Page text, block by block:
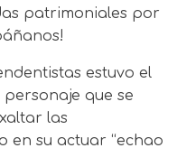
patrimoniales por
estuvo el
que se
las
en su actuar “echao